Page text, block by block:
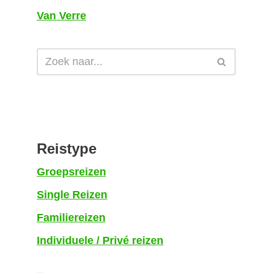
Van Verre
Reistype
Groepsreizen
Single Reizen
Familiereizen
Individuele / Privé reizen